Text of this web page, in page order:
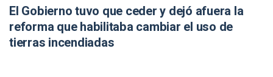
El Gobierno tuvo que ceder y dejó afuera la
reforma que habilitaba cambiar el uso de
tierras incendiadas